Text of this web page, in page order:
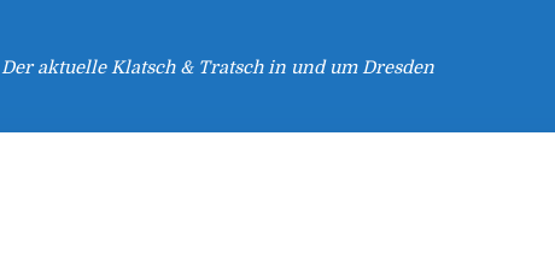
Der aktuelle Klatsch & Tratsch in und um Dresden